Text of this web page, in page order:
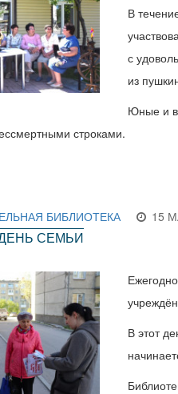
В
с
из
Юные и
строками.
БИБЛИОТЕКА 15
СЕМЬИ
В этот